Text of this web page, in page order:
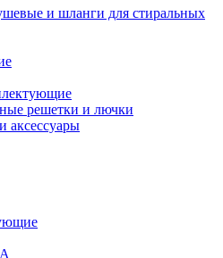
и шланги для стиральных
решетки и лючки
аксессуары